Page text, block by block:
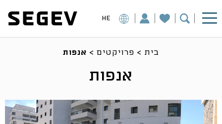
HE
בית > פרויקטים> אנפות
אנפות